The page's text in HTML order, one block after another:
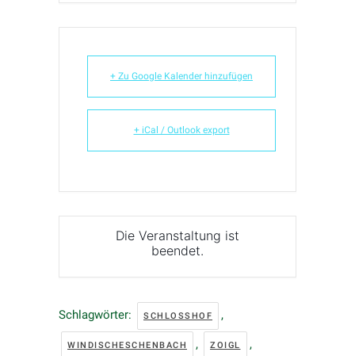
+ Zu Google Kalender hinzufügen
+ iCal / Outlook export
Die Veranstaltung ist
beendet.
Schlagwörter: SCHLOSSHOF ,
WINDISCHESCHENBACH , ZOIGL ,